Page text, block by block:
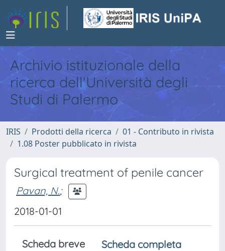
Archivio istituzionale della
ricerca dell'Università degli
Studi di Palermo
IRIS Prodotti della ricerca
01 - Contributo in rivista
1.08 Poster pubblicato in rivista
Surgical treatment of penile cancer
Pavan, N.;
2018-01-01
Scheda breve
Scheda completa